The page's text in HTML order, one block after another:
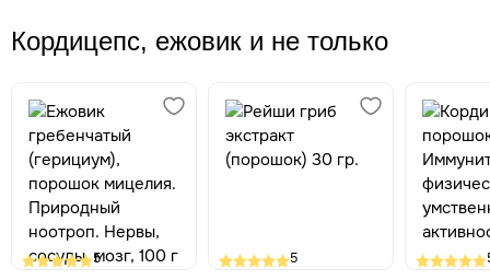
Кордицепс, ежовик и не только
5 5